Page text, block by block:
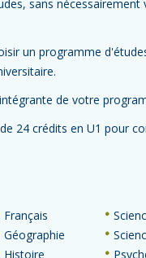
sans
un programme
de votre
24 crédits en U1 pour
Français
Géographie
Histoire